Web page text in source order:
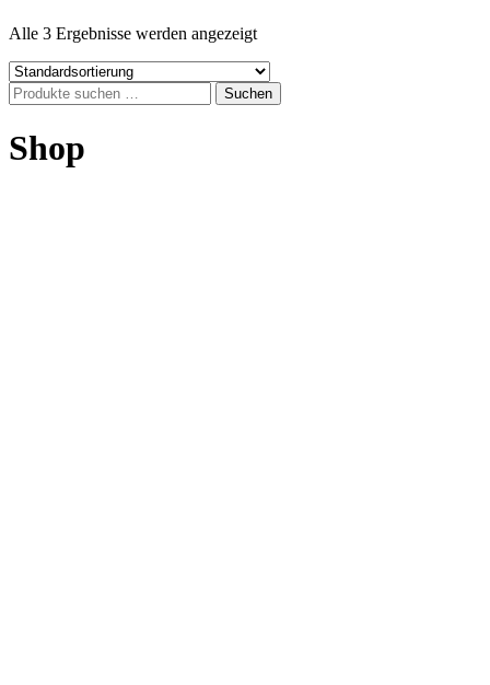
Alle 3 Ergebnisse werden angezeigt
Suchen
nach:
Suchen
Shop